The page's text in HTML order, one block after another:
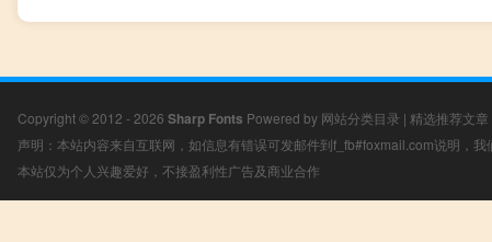
Copyright © 2012 - 2026 Sharp Fonts Powered by 网站分类目录 | 精选推荐文章
声明：本站内容来自互联网，如信息有错误可发邮件到f_fb#foxmail.com说明，我
本站仅为个人兴趣爱好，不接盈利性广告及商业合作